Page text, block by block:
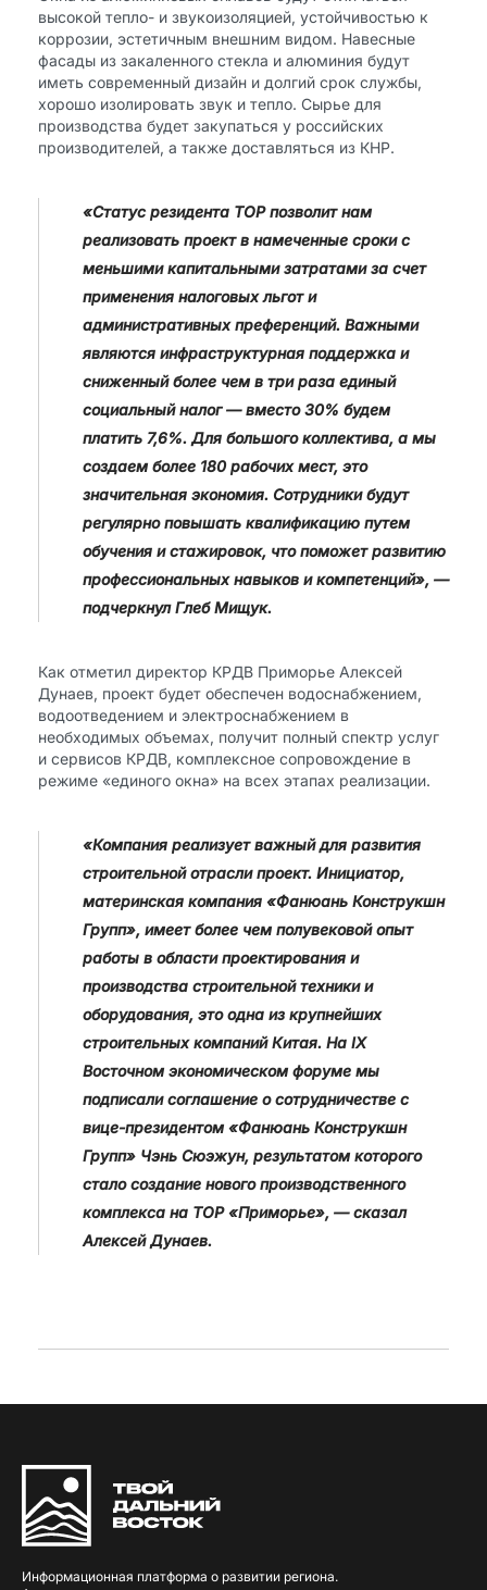
высокой тепло- и звукоизоляцией, устойчивостью к
коррозии, эстетичным внешним видом. Навесные
фасады из закаленного стекла и алюминия будут
иметь современный дизайн и долгий срок службы,
хорошо изолировать звук и тепло. Сырье для
производства будет закупаться у российских
производителей, а также доставляться из КНР.
«Статус резидента ТОР позволит нам
реализовать проект в намеченные сроки с
меньшими капитальными затратами за счет
применения налоговых льгот и
административных преференций. Важными
являются инфраструктурная поддержка и
сниженный более чем в три раза единый
социальный налог — вместо 30% будем
платить 7,6%. Для большого коллектива, а мы
создаем более 180 рабочих мест, это
значительная экономия. Сотрудники будут
регулярно повышать квалификацию путем
обучения и стажировок, что поможет развитию
профессиональных навыков и компетенций», —
подчеркнул Глеб Мищук.
Как отметил директор КРДВ Приморье Алексей
Дунаев, проект будет обеспечен водоснабжением,
водоотведением и электроснабжением в
необходимых объемах, получит полный спектр услуг
и сервисов КРДВ, комплексное сопровождение в
режиме «единого окна» на всех этапах реализации.
«Компания реализует важный для развития
строительной отрасли проект. Инициатор,
материнская компания «Фанюань Конструкшн
Групп», имеет более чем полувековой опыт
работы в области проектирования и
производства строительной техники и
оборудования, это одна из крупнейших
строительных компаний Китая. На IX
Восточном экономическом форуме мы
подписали соглашение о сотрудничестве с
вице-президентом «Фанюань Конструкшн
Групп» Чэнь Сюэжун, результатом которого
стало создание нового производственного
комплекса на ТОР «Приморье», — сказал
Алексей Дунаев.
Информационная платформа о развитии региона.